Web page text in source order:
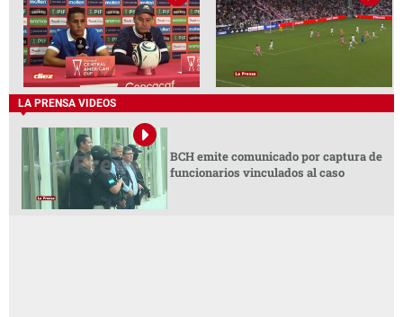
LA PRENSA VIDEOS
BCH emite comunicado por captura de
funcionarios vinculados al caso